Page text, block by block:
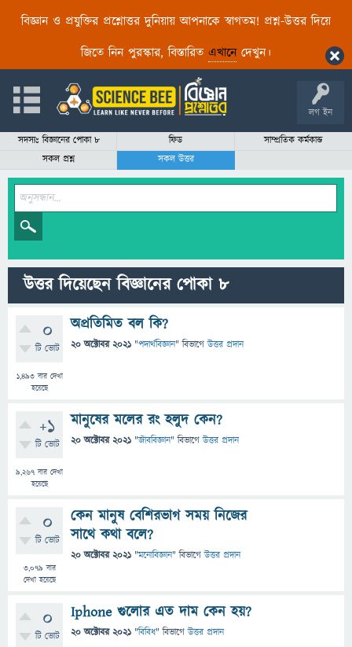
বিজ্ঞান ও প্রযুক্তির প্রশ্নোত্তর দুনিয়ায় আপনাকে স্বাগতম! প্রশ্ন-উত্তর দিয়ে
জিতে নিন পুরস্কার, বিস্তারিত এখানেদেখুন।
লগ ইন
সদস্যঃ বিজ্ঞানের পোকা ৮ ফিড
সাম্প্রতিক কর্মকান্ড
সকল প্রশ্ন
সকল উত্তর
উত্তর দিয়েছেন বিজ্ঞানের পোকা ৮
0
টি ভোট
1,493বার দেখা
হয়েছে
অপ্রতিমিত বল কি?
20 অক্টোবর 2021 "পদার্থবিজ্ঞান" বিভাগে উত্তর প্রদান
+1
টি ভোট
9,267 বার দেখা
হয়েছে
মানুষের মলের রং হলুদ কেন?
20 অক্টোবর 2021 "জীববিজ্ঞান" বিভাগে উত্তর প্রদান
0
টি ভোট
3,079 বার
দেখা হয়েছে
কেন মানুষ বেশিরভাগ সময় নিজের
সাথে কথা বলে?
20 অক্টোবর 2021 "মনোবিজ্ঞান" বিভাগে উত্তর প্রদান
0
টি ভোট
Iphone গুলোর এত দাম কেন হয়?
20 অক্টোবর 2021 "বিবিধ" বিভাগে উত্তর প্রদান